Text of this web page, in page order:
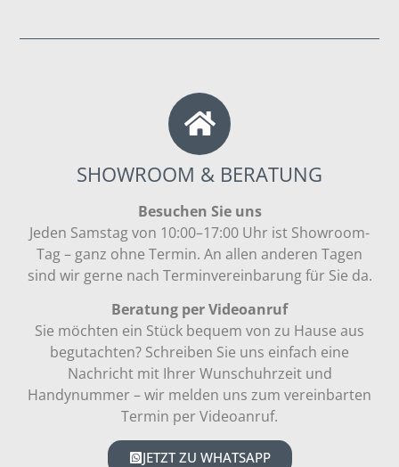
SHOWROOM & BERATUNG
Besuchen Sie uns
Jeden Samstag von 10:00–17:00 Uhr ist Showroom-
Tag – ganz ohne Termin. An allen anderen Tagen
sind wir gerne nach Terminvereinbarung für Sie da.
Beratung per Videoanruf
Sie möchten ein Stück bequem von zu Hause aus
begutachten? Schreiben Sie uns einfach eine
Nachricht mit Ihrer Wunschuhrzeit und
Handynummer – wir melden uns zum vereinbarten
Termin per Videoanruf.
JETZT ZU WHATSAPP